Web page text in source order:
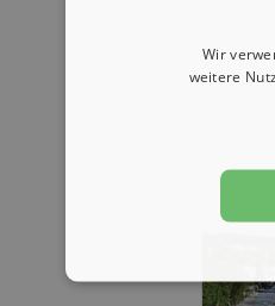
Wir
weitere